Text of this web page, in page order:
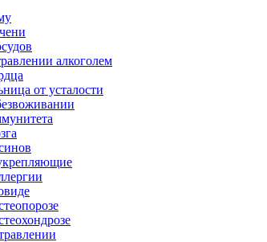
алкоголем
от усталости